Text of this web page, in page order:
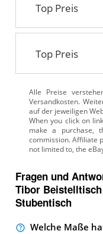
Top Preis
Top Preis
Alle Preise
Versandkosten.
auf der jeweiligen
Fragen und
Tibor
Stubentisch
Welche Maße